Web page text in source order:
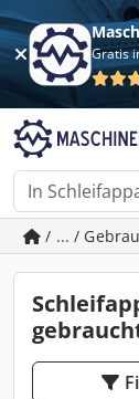
Gratis
/ ... /